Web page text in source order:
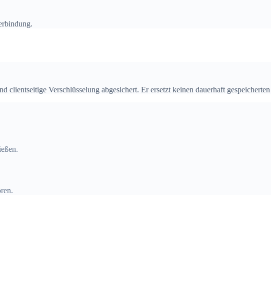
Verschlüsselung abgesichert. Er ersetzt keinen dauerhaft gespeicherten